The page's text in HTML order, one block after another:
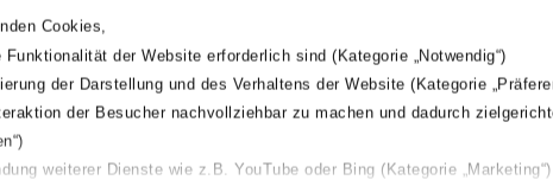
Cookies,
Funktionalität der Website erforderlich sind (Kategorie „Notwendig“)
der Darstellung und des Verhaltens der Website (Kategorie
der Besucher nachvollziehbar zu machen und dadurch
weiterer Dienste wie z.B. YouTube oder Bing (Kategorie „Marketing“)